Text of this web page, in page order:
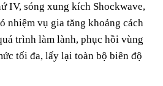
IV, sóng xung kích Shockwave,
vụ gia tăng khoảng cách
trình làm lành, phục hồi vùng
tối đa, lấy lại toàn bộ biên độ